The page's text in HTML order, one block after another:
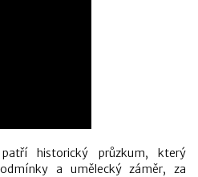
historický průzkum, který
a umělecký záměr, za